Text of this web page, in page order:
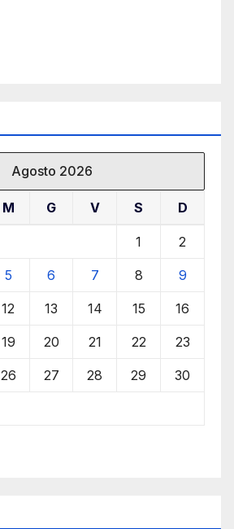
Agosto 2026
M G V S D
1 2
5 6 7 8 9
12 13 14 15 16
19 20 21 22 23
26 27 28 29 30